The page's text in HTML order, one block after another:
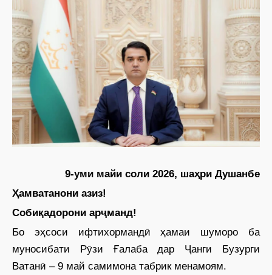
9-уми майи соли 2026, шаҳри Душанбе
Ҳамватанони азиз!
Собиқадорони арҷманд!
Бо эҳсоси ифтихормандӣ ҳамаи шуморо ба
муносибати Рӯзи Ғалаба дар Ҷанги Бузурги
Ватанӣ – 9 май самимона табрик менамоям.